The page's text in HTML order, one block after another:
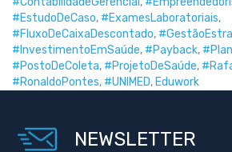
#EstudoDeCaso, #ExamesLaboratoriais,
#FluxoDeCaixaDescontado,
#InvestimentoEmSaúde, #Payback,
#PostoDeColeta, #ProjetoDeSaúde,
#RonaldoPontes, #UNIMED, Eduwork
NEWSLETTER